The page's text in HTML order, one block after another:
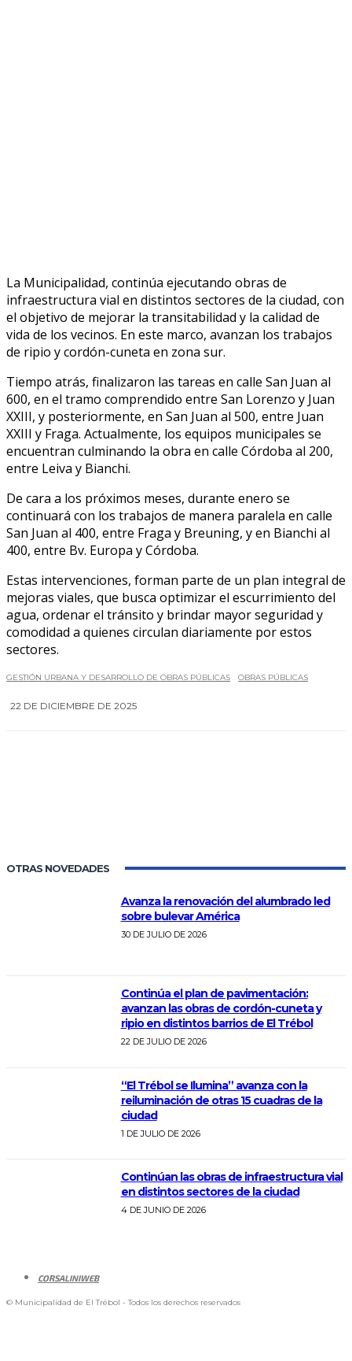
La Municipalidad, continúa ejecutando obras de
infraestructura vial en distintos sectores de la ciudad, con
el objetivo de mejorar la transitabilidad y la calidad de
vida de los vecinos. En este marco, avanzan los trabajos
de ripio y cordón-cuneta en zona sur.
Tiempo atrás, finalizaron las tareas en calle San Juan al
600, en el tramo comprendido entre San Lorenzo y Juan
XXIII, y posteriormente, en San Juan al 500, entre Juan
XXIII y Fraga. Actualmente, los equipos municipales se
encuentran culminando la obra en calle Córdoba al 200,
entre Leiva y Bianchi.
De cara a los próximos meses, durante enero se
continuará con los trabajos de manera paralela en calle
San Juan al 400, entre Fraga y Breuning, y en Bianchi al
400, entre Bv. Europa y Córdoba.
Estas intervenciones, forman parte de un plan integral de
mejoras viales, que busca optimizar el escurrimiento del
agua, ordenar el tránsito y brindar mayor seguridad y
comodidad a quienes circulan diariamente por estos
sectores.
GESTIÓN URBANA Y DESARROLLO DE OBRAS PÚBLICAS OBRAS PÚBLICAS
22 DE DICIEMBRE DE 2025
OTRAS NOVEDADES
Avanza la renovación del alumbrado led
sobre bulevar América
30 DE JULIO DE 2026
Continúa el plan de pavimentación:
avanzan las obras de cordón-cuneta y
ripio en distintos barrios de El Trébol
22 DE JULIO DE 2026
“El Trébol se Ilumina” avanza con la
reiluminación de otras 15 cuadras de la
ciudad
1 DE JULIO DE 2026
Continúan las obras de infraestructura vial
en distintos sectores de la ciudad
4 DE JUNIO DE 2026
CORSALINIWEB
© Municipalidad de El Trébol - Todos los derechos reservados